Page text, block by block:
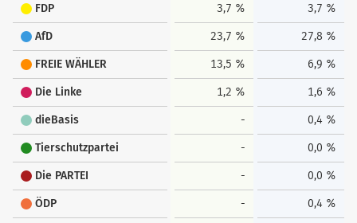
FDP 3,7 % 3,7 %
AfD 23,7 % 27,8 %
FREIE WÄHLER 13,5 % 6,9 %
Die Linke 1,2 % 1,6 %
dieBasis - 0,4 %
Tierschutzpartei - 0,0 %
Die PARTEI - 0,0 %
ÖDP - 0,4 %